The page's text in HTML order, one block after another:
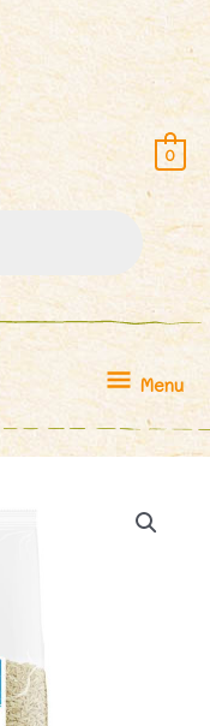
0
Menu
Menu